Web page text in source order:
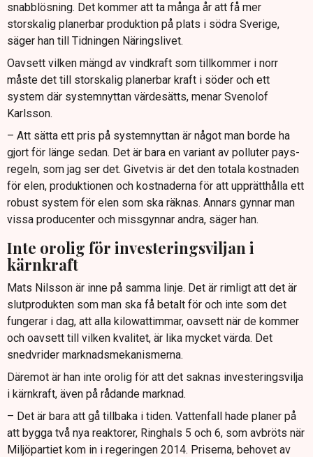
snabblösning. Det kommer att ta många år att få mer
storskalig planerbar produktion på plats i södra Sverige,
säger han till Tidningen Näringslivet.
Oavsett vilken mängd av vindkraft som tillkommer i norr
måste det till storskalig planerbar kraft i söder och ett
system där systemnyttan värdesätts, menar Svenolof
Karlsson.
– Att sätta ett pris på systemnyttan är något man borde ha
gjort för länge sedan. Det är bara en variant av polluter pays-
regeln, som jag ser det. Givetvis är det den totala kostnaden
för elen, produktionen och kostnaderna för att upprätthålla ett
robust system för elen som ska räknas. Annars gynnar man
vissa producenter och missgynnar andra, säger han.
Inte orolig för investeringsviljan i
kärnkraft
Mats Nilsson är inne på samma linje. Det är rimligt att det är
slutprodukten som man ska få betalt för och inte som det
fungerar i dag, att alla kilowattimmar, oavsett när de kommer
och oavsett till vilken kvalitet, är lika mycket värda. Det
snedvrider marknadsmekanismerna.
Däremot är han inte orolig för att det saknas investeringsvilja
i kärnkraft, även på rådande marknad.
– Det är bara att gå tillbaka i tiden. Vattenfall hade planer på
att bygga två nya reaktorer, Ringhals 5 och 6, som avbröts när
Miljöpartiet kom in i regeringen 2014. Priserna, behovet av